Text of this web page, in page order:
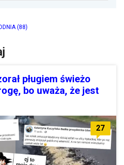
(88)
pługiem świeżo
bo uważa, że jest
27